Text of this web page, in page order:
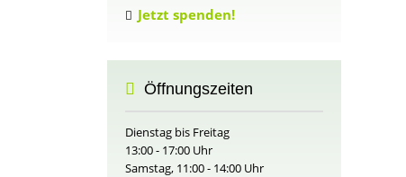
Jetzt spenden!
Öffnungszeiten
Dienstag bis Freitag
13:00 - 17:00 Uhr
Samstag, 11:00 - 14:00 Uhr